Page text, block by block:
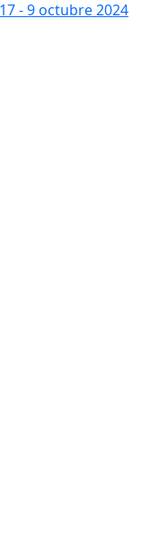
- 9 octubre 2024